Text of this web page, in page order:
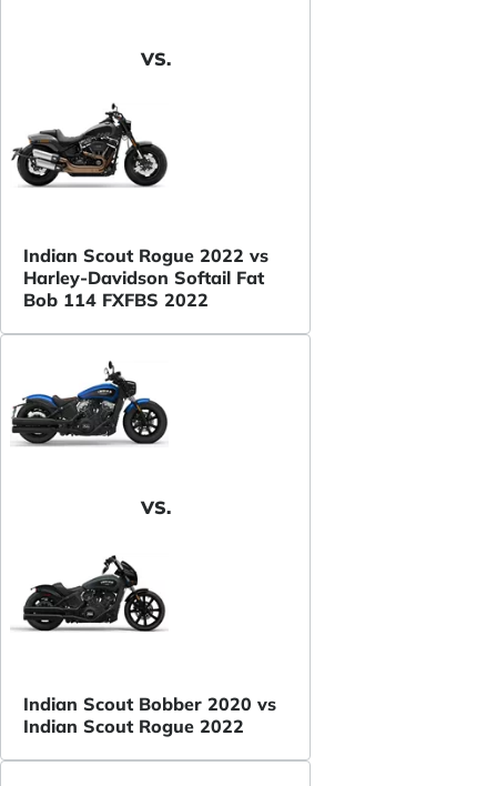
VS.
Indian Scout Rogue 2022 vs
Harley-Davidson Softail Fat
Bob 114 FXFBS 2022
VS.
Indian Scout Bobber 2020 vs
Indian Scout Rogue 2022